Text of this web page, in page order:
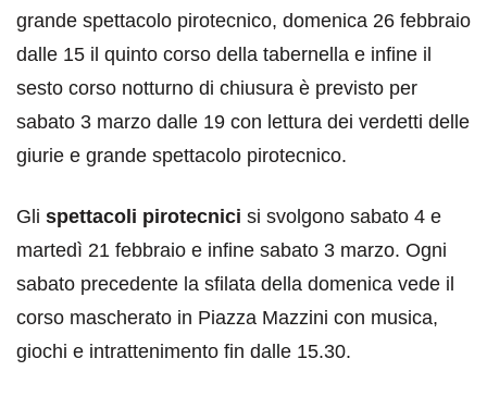
grande spettacolo pirotecnico, domenica 26 febbraio
dalle 15 il quinto corso della tabernella e infine il
sesto corso notturno di chiusura è previsto per
sabato 3 marzo dalle 19 con lettura dei verdetti delle
giurie e grande spettacolo pirotecnico.
Gli spettacoli pirotecnici si svolgono sabato 4 e
martedì 21 febbraio e infine sabato 3 marzo. Ogni
sabato precedente la sfilata della domenica vede il
corso mascherato in Piazza Mazzini con musica,
giochi e intrattenimento fin dalle 15.30.